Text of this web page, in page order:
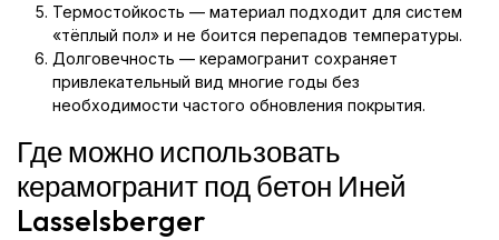
Термостойкость — материал подходит для систем
«тёплый пол» и не боится перепадов температуры.
Долговечность — керамогранит сохраняет
привлекательный вид многие годы без
необходимости частого обновления покрытия.
Где можно использовать
керамогранит под бетон Иней
Lasselsberger